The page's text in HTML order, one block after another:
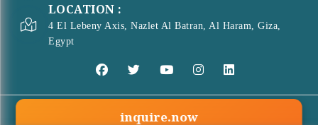
LOCATION :
4 El Lebeny Axis, Nazlet Al Batran, Al Haram, Giza,
Egypt
inquire.now